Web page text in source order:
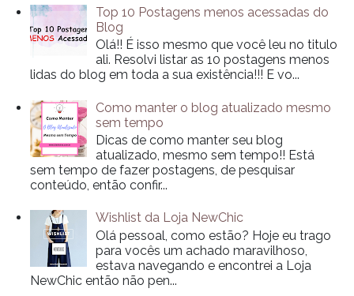
Top 10 Postagens menos acessadas do
Blog
Olá!! É isso mesmo que você leu no titulo
ali. Resolvi listar as 10 postagens menos
lidas do blog em toda a sua existência!!! E vo...
Como manter o blog atualizado mesmo
sem tempo
Dicas de como manter seu blog
atualizado, mesmo sem tempo!! Está
sem tempo de fazer postagens, de pesquisar
conteúdo, então confir...
Wishlist da Loja NewChic
Olá pessoal, como estão? Hoje eu trago
para vocês um achado maravilhoso,
estava navegando e encontrei a Loja
NewChic então não pen...